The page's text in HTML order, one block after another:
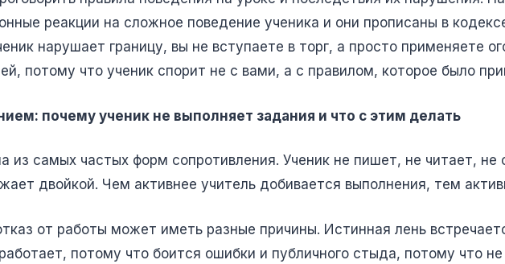
реакции на сложное поведение ученика и они прописаны в
нарушает границу, вы не вступаете в торг, а просто применяете
потому что ученик спорит не с вами, а с правилом, которое было
почему ученик не выполняет задания и что с этим делать
из самых частых форм сопротивления. Ученик не пишет, не читает, не
двойкой. Чем активнее учитель добивается выполнения, тем
от работы может иметь разные причины. Истинная лень
потому что боится ошибки и публичного стыда, потому что